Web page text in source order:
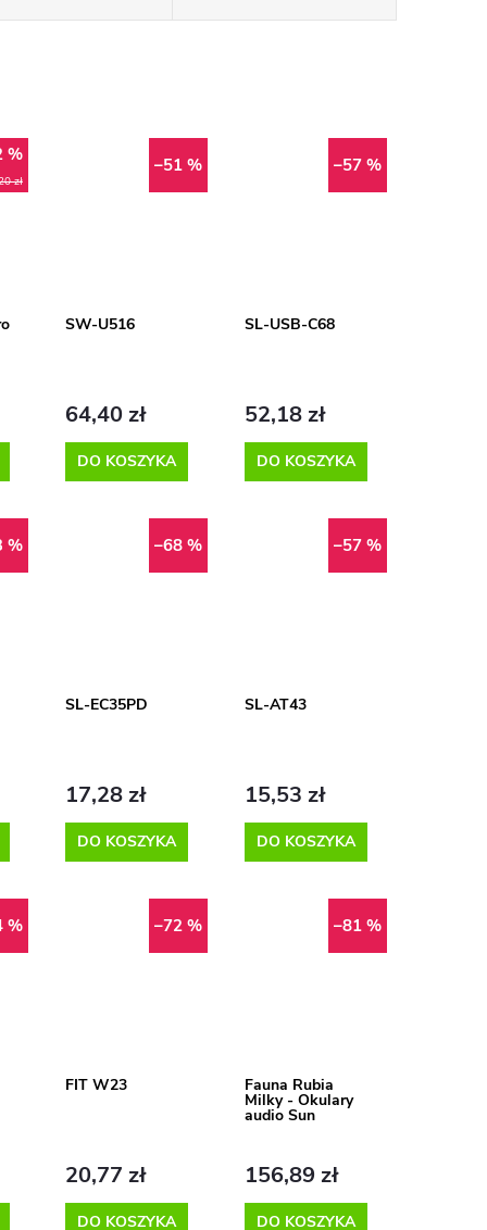
zł
%
–51 %
SW-U516
64,40 zł
DO KOSZYKA
–57 %
SL-USB-C68
52,18 zł
DO KOSZYKA
% –68 %
SL-EC35PD
17,28 zł
DO KOSZYKA
–57 %
SL-AT43
15,53 zł
DO KOSZYKA
% –72 %
FIT W23
20,77 zł
DO KOSZYKA
–81 %
Fauna Rubia
Milky - Okulary
audio Sun
156,89 zł
DO KOSZYKA